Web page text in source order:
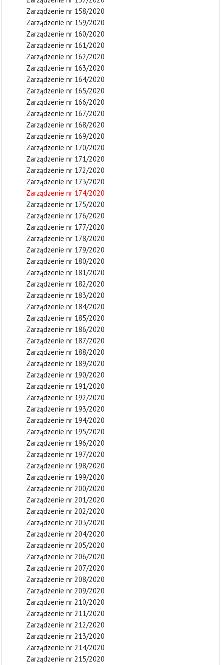
Zarządzenie nr 158/2020
Zarządzenie nr 159/2020
Zarządzenie nr 160/2020
Zarządzenie nr 161/2020
Zarządzenie nr 162/2020
Zarządzenie nr 163/2020
Zarządzenie nr 164/2020
Zarządzenie nr 165/2020
Zarządzenie nr 166/2020
Zarządzenie nr 167/2020
Zarządzenie nr 168/2020
Zarządzenie nr 169/2020
Zarządzenie nr 170/2020
Zarządzenie nr 171/2020
Zarządzenie nr 172/2020
Zarządzenie nr 173/2020
Zarządzenie nr 174/2020
Zarządzenie nr 175/2020
Zarządzenie nr 176/2020
Zarządzenie nr 177/2020
Zarządzenie nr 178/2020
Zarządzenie nr 179/2020
Zarządzenie nr 180/2020
Zarządzenie nr 181/2020
Zarządzenie nr 182/2020
Zarządzenie nr 183/2020
Zarządzenie nr 184/2020
Zarządzenie nr 185/2020
Zarządzenie nr 186/2020
Zarządzenie nr 187/2020
Zarządzenie nr 188/2020
Zarządzenie nr 189/2020
Zarządzenie nr 190/2020
Zarządzenie nr 191/2020
Zarządzenie nr 192/2020
Zarządzenie nr 193/2020
Zarządzenie nr 194/2020
Zarządzenie nr 195/2020
Zarządzenie nr 196/2020
Zarządzenie nr 197/2020
Zarządzenie nr 198/2020
Zarządzenie nr 199/2020
Zarządzenie nr 200/2020
Zarządzenie nr 201/2020
Zarządzenie nr 202/2020
Zarządzenie nr 203/2020
Zarządzenie nr 204/2020
Zarządzenie nr 205/2020
Zarządzenie nr 206/2020
Zarządzenie nr 207/2020
Zarządzenie nr 208/2020
Zarządzenie nr 209/2020
Zarządzenie nr 210/2020
Zarządzenie nr 211/2020
Zarządzenie nr 212/2020
Zarządzenie nr 213/2020
Zarządzenie nr 214/2020
Zarządzenie nr 215/2020